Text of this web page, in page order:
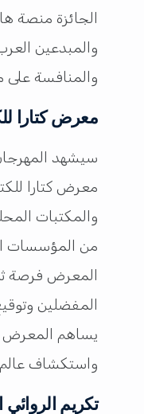
الجائزة منصة
والمبدعين العرب
والمنافسة على
معرض كتارا
سيشهد المهرجان
معرض كتارا
والمكتبات
من المؤسسات
المعرض فرصة
المفضلين وتوقيع
يساهم المعرض في
واستكشاف عالم
تكريم الروائي